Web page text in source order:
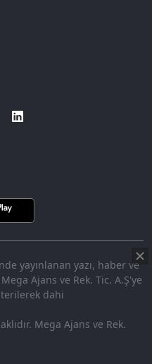
yayınlanan yazı, haber ve
Ajans ve Rek. Tic. A.Ş'ye
dahi
Mega Ajans ve Rek.